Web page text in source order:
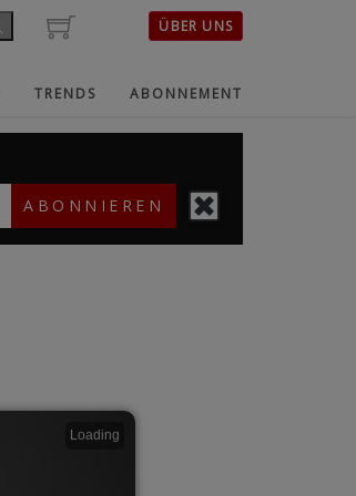
ÜBER UNS
TRENDS ABONNEMENT
ABONNIEREN
Loading